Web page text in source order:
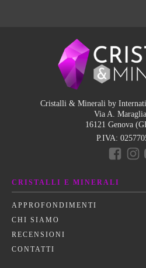
Cristalli & Minerali by
Via A.
16121 Genova
P.IVA:
CRISTALLI E MINERALI
APPROFONDIMENTI
CHI SIAMO
RECENSIONI
CONTATTI